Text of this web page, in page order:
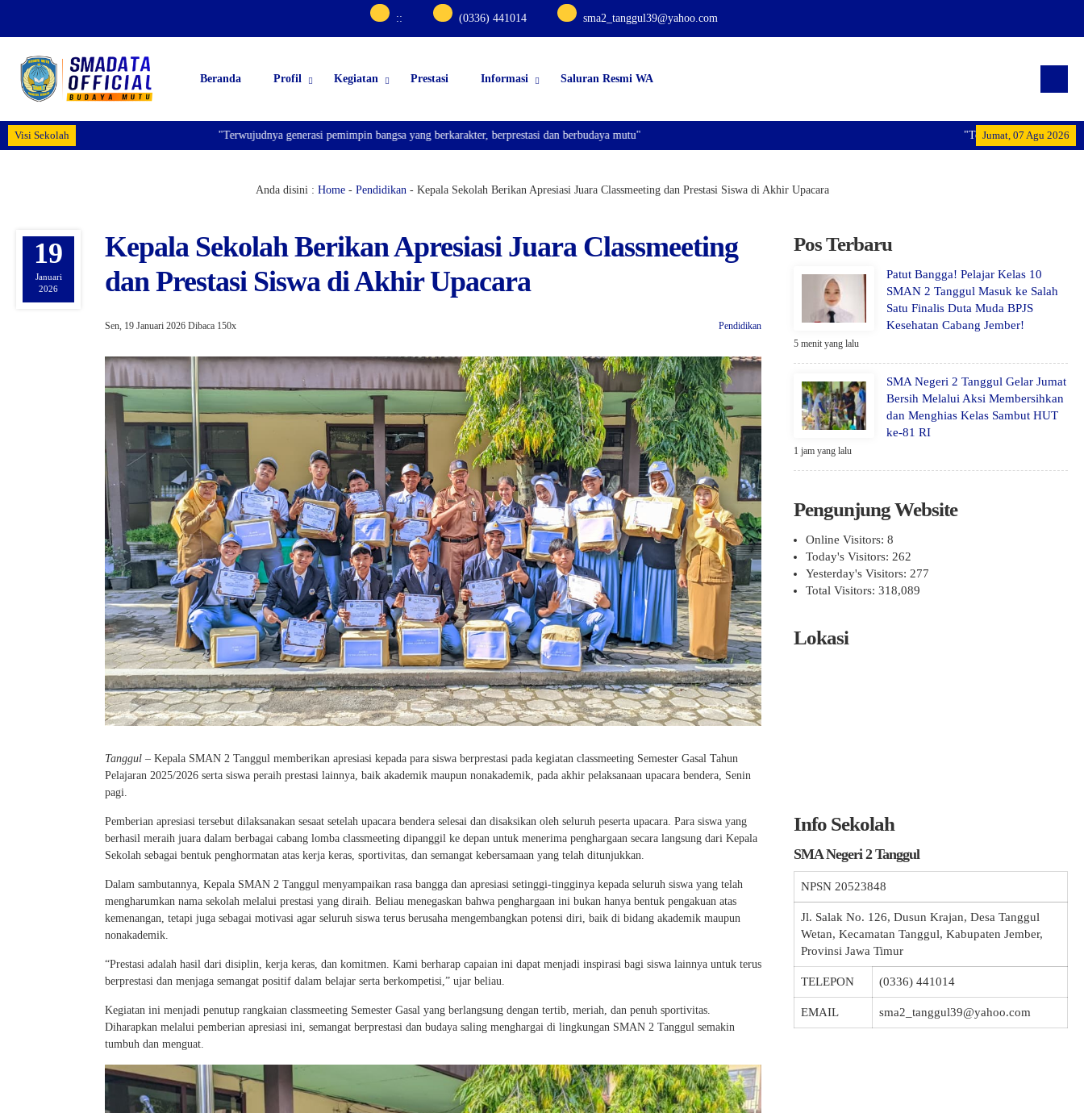
:: (0336) 441014 sma2_tanggul39@yahoo.com
Beranda Profil Kegiatan Prestasi Informasi Saluran Resmi WA
Visi Sekolah Jumat, 07 Agu 2026
"Terwujudnya generasi pemimpin
"Terwujudnya generasi pemimpin bangsa yang berkarakter, berprestasi dan berbudaya mutu"
Anda disini : Home- Pendidikan- Kepala Sekolah Berikan Apresiasi Juara Classmeeting dan Prestasi Siswa di Akhir Upacara
19
Januari
2026
Kepala Sekolah Berikan Apresiasi Juara Classmeeting
dan Prestasi Siswa di Akhir Upacara
Sen, 19 Januari 2026 Dibaca 150x Pendidikan
Tanggul – Kepala SMAN 2 Tanggul memberikan apresiasi kepada para siswa berprestasi pada kegiatan classmeeting Semester Gasal Tahun
Pelajaran 2025/2026 serta siswa peraih prestasi lainnya, baik akademik maupun nonakademik, pada akhir pelaksanaan upacara bendera, Senin
pagi.
Pemberian apresiasi tersebut dilaksanakan sesaat setelah upacara bendera selesai dan disaksikan oleh seluruh peserta upacara. Para siswa yang
berhasil meraih juara dalam berbagai cabang lomba classmeeting dipanggil ke depan untuk menerima penghargaan secara langsung dari Kepala
Sekolah sebagai bentuk penghormatan atas kerja keras, sportivitas, dan semangat kebersamaan yang telah ditunjukkan.
Dalam sambutannya, Kepala SMAN 2 Tanggul menyampaikan rasa bangga dan apresiasi setinggi-tingginya kepada seluruh siswa yang telah
mengharumkan nama sekolah melalui prestasi yang diraih. Beliau menegaskan bahwa penghargaan ini bukan hanya bentuk pengakuan atas
kemenangan, tetapi juga sebagai motivasi agar seluruh siswa terus berusaha mengembangkan potensi diri, baik di bidang akademik maupun
nonakademik.
“Prestasi adalah hasil dari disiplin, kerja keras, dan komitmen. Kami berharap capaian ini dapat menjadi inspirasi bagi siswa lainnya untuk terus
berprestasi dan menjaga semangat positif dalam belajar serta berkompetisi,” ujar beliau.
Kegiatan ini menjadi penutup rangkaian classmeeting Semester Gasal yang berlangsung dengan tertib, meriah, dan penuh sportivitas.
Diharapkan melalui pemberian apresiasi ini, semangat berprestasi dan budaya saling menghargai di lingkungan SMAN 2 Tanggul semakin
tumbuh dan menguat.
Pos Terbaru
Patut Bangga! Pelajar Kelas 10
SMAN 2 Tanggul Masuk ke Salah
Satu Finalis Duta Muda BPJS
Kesehatan Cabang Jember!
5 menit yang lalu
SMA Negeri 2 Tanggul Gelar Jumat
Bersih Melalui Aksi Membersihkan
dan Menghias Kelas Sambut HUT
ke-81 RI
1 jam yang lalu
Pengunjung Website
Online Visitors: 8
Today's Visitors: 262
Yesterday's Visitors: 277
Total Visitors: 318,089
Lokasi
Info Sekolah
SMA Negeri 2 Tanggul
NPSN 20523848
Jl. Salak No. 126, Dusun Krajan, Desa Tanggul
Wetan, Kecamatan Tanggul, Kabupaten Jember,
Provinsi Jawa Timur
TELEPON (0336) 441014
EMAIL sma2_tanggul39@yahoo.com